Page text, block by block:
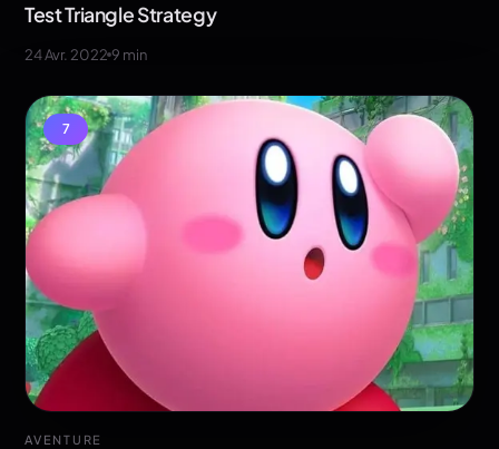
Test Triangle Strategy
24 Avr. 2022 9 min
7
AVENTURE